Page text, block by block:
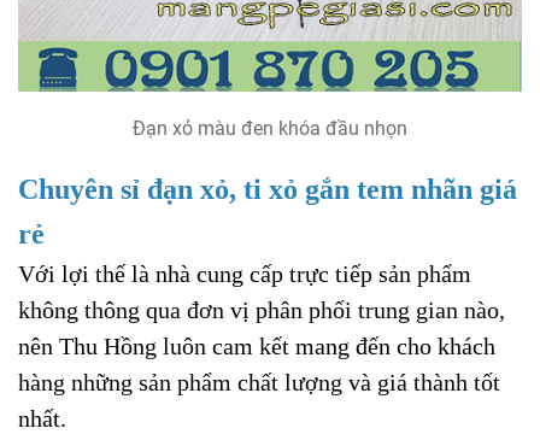
Đạn xỏ màu đen khóa đầu nhọn
Chuyên sỉ đạn xỏ, ti xỏ gắn tem nhãn giá
rẻ
Với lợi thế là nhà cung cấp trực tiếp sản phẩm
không thông qua đơn vị phân phối trung gian nào,
nên Thu Hồng luôn cam kết mang đến cho khách
hàng những sản phẩm chất lượng và giá thành tốt
nhất.